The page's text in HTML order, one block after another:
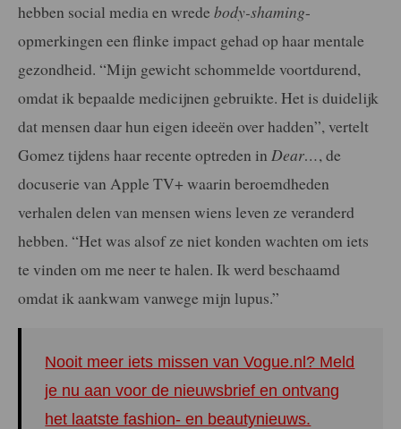
hebben social media en wrede body-shaming-
opmerkingen een flinke impact gehad op haar mentale
gezondheid. “Mijn gewicht schommelde voortdurend,
omdat ik bepaalde medicijnen gebruikte. Het is duidelijk
dat mensen daar hun eigen ideeën over hadden”, vertelt
Gomez tijdens haar recente optreden in Dear…, de
docuserie van Apple TV+ waarin beroemdheden
verhalen delen van mensen wiens leven ze veranderd
hebben. “Het was alsof ze niet konden wachten om iets
te vinden om me neer te halen. Ik werd beschaamd
omdat ik aankwam vanwege mijn lupus.”
Nooit meer iets missen van Vogue.nl? Meld
je nu aan voor de nieuwsbrief en ontvang
het laatste fashion- en beautynieuws.